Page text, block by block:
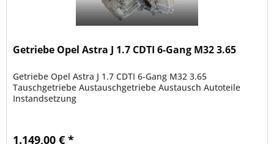
Getriebe Opel Astra J 1.7 CDTI 6-Gang M32 3.65
Getriebe Opel Astra J 1.7 CDTI 6-Gang M32 3.65
Tauschgetriebe Austauschgetriebe Austausch Autoteile
Instandsetzung
1.149,00 € *